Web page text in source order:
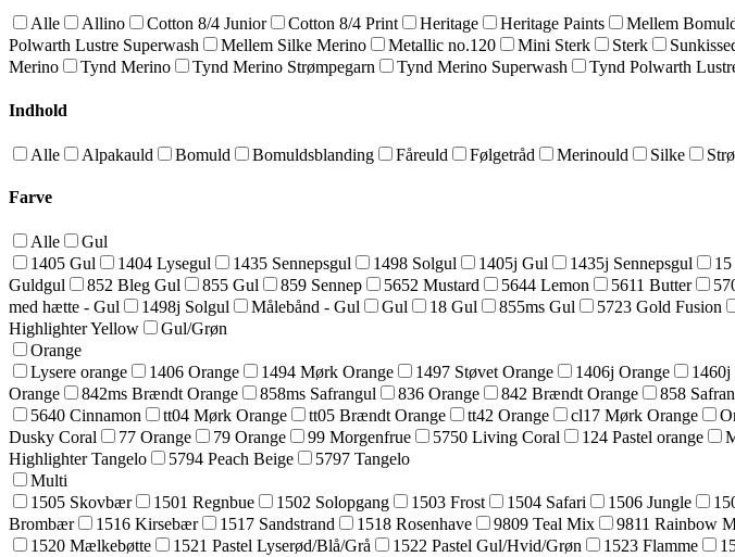
Alle Allino Cotton 8/4 Junior Cotton 8/4 Print Heritage Heritage Paints Mellem
Polwarth Lustre Superwash
Mellem Silke Merino Metallic no.120 Mini Sterk Sterk
Merino
Tynd Merino Tynd Merino Strømpegarn Tynd Merino Superwash Tynd Polwarth
Indhold
Alle Alpakauld Bomuld Bomuldsblanding Fåreuld Følgetråd Merinould Silke
Farve
Alle
Gul
1405 Gul
1404 Lysegul 1435 Sennepsgul 1498 Solgul 1405j Gul 1435j Sennepsgul
Guldgul
852 Bleg Gul 855 Gul 859 Sennep 5652 Mustard 5644 Lemon 5611 Butter
med hætte - Gul
1498j Solgul Målebånd - Gul Gul 18 Gul 855ms Gul 5723 Gold Fusion
Highlighter Yellow
Gul/Grøn
Orange
Lysere orange
1406 Orange 1494 Mørk Orange 1497 Støvet Orange 1406j Orange
Orange
842ms Brændt Orange 858ms Safrangul 836 Orange 842 Brændt Orange 858
5640 Cinnamon
tt04 Mørk Orange tt05 Brændt Orange tt42 Orange cl17 Mørk Orange
Dusky Coral
77 Orange 79 Orange 99 Morgenfrue 5750 Living Coral 124 Pastel orange
Highlighter Tangelo
5794 Peach Beige
5797 Tangelo
Multi
1505 Skovbær
1501 Regnbue 1502 Solopgang 1503 Frost 1504 Safari 1506 Jungle
Brombær
1516 Kirsebær 1517 Sandstrand 1518 Rosenhave 9809 Teal Mix 9811 Rainbow
1520 Mælkebøtte
1521 Pastel Lyserød/Blå/Grå 1522 Pastel Gul/Hvid/Grøn 1523 Flamme